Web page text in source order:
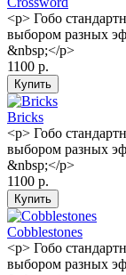
<p> Гобо
выбором разных
&nbsp;</p>
1100 р.
Bricks
<p> Гобо
выбором разных
&nbsp;</p>
1100 р.
Cobblestones
<p> Гобо
выбором разных